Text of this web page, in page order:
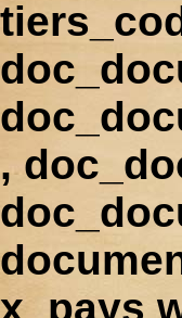
,
x_pays